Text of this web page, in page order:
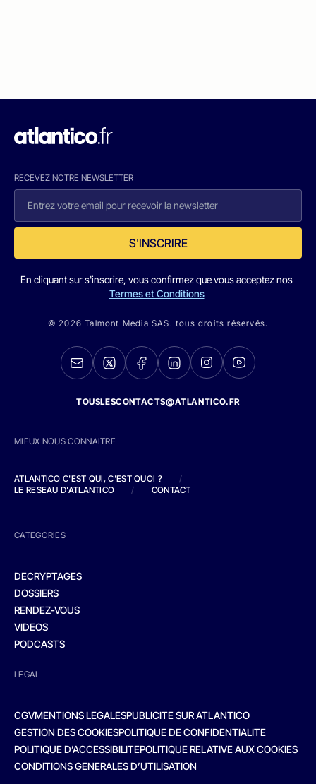
RECEVEZ NOTRE NEWSLETTER
S'INSCRIRE
En cliquant sur s'inscrire, vous confirmez que vous acceptez nos
Termes et Conditions
© 2026 Talmont Media SAS. tous droits réservés.
TOUSLESCONTACTS@ATLANTICO.FR
MIEUX NOUS CONNAITRE
ATLANTICO C'EST QUI, C'EST QUOI ?
/
LE RESEAU D'ATLANTICO
/ CONTACT
CATEGORIES
DECRYPTAGES
DOSSIERS
RENDEZ-VOUS
VIDEOS
PODCASTS
LEGAL
CGVMENTIONS LEGALESPUBLICITE SUR ATLANTICO
GESTION DES COOKIESPOLITIQUE DE CONFIDENTIALITE
POLITIQUE D’ACCESSIBILITEPOLITIQUE RELATIVE AUX COOKIES
CONDITIONS GENERALES D’UTILISATION